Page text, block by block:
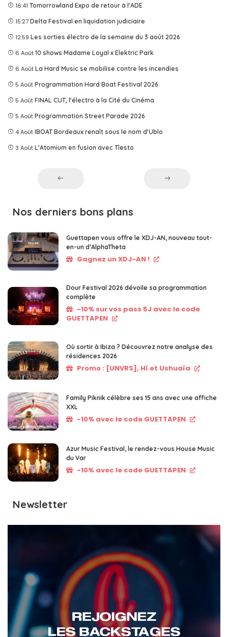
16:41 Tomorrowland Expo de retour à l'ADE
15:27 Delta Festival en liquidation judiciaire
12:59 Les sorties électro de la semaine du 3 août 2026
6 Août 10 shows Madame Loyal x Elektric Park
6 Août La Hard Music se mobilise contre les incendies
5 Août Programmation Hard Boat Festival 2026
5 Août FINAL CUT, l'électro à la Cité du Cinéma
5 Août Programmation Street Parade 2026
4 Août IBOAT Bordeaux renaît sous le nom d'Ublo
3 Août L’Atomium en fusion avec Tîesto
Nos derniers bons plans
Guettapen vous offre le XDJ-AN, nouveau tout-
en-un d’AlphaTheta
Gagnez un XDJ-AN !
Dour Festival 2026 dévoile sa programmation
complète
-10% sur vos pass 5J avec le code
GUETTAPEN
Où sortir à Ibiza ? Découvrez notre analyse des
résidences 2026
Promo : [UNVRS], Hï et Ushuaïa
Family Piknik célèbre ses 15 ans avec une affiche
XXL
-10% avec le code GUETTAPEN
Azur Music Festival, le rendez-vous House Music
du Var
-10% avec le code GUETTAPEN
Newsletter